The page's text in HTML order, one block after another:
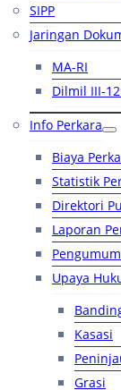
SIPP
Jaringan
MA-RI
Dilmil III-
Info Perkara
Biaya
Statistik
Direktori
Laporan
Upaya
Kasasi
Grasi